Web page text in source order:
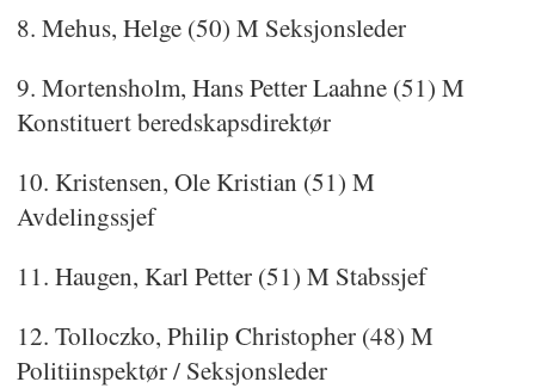
8. Mehus, Helge (50) M Seksjonsleder
9. Mortensholm, Hans Petter Laahne (51) M
Konstituert beredskapsdirektør
10. Kristensen, Ole Kristian (51) M
Avdelingssjef
11. Haugen, Karl Petter (51) M Stabssjef
12. Tolloczko, Philip Christopher (48) M
Politiinspektør / Seksjonsleder